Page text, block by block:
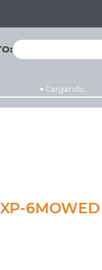
Cargando...
6MOWED